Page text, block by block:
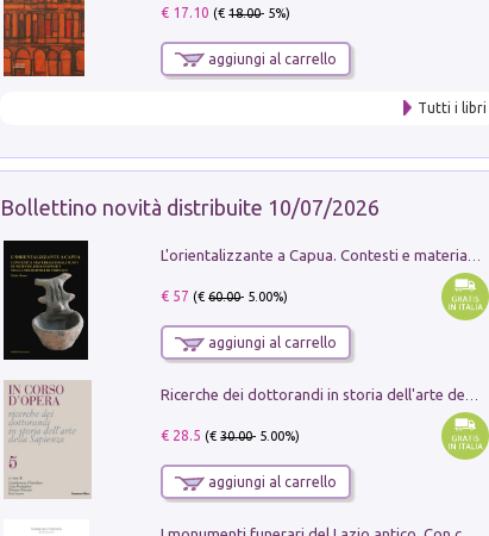
€ 17.10 (€18.00- 5%)
aggiungi al carrello
Tutti i libri
Bollettino novità distribuite 10/07/2026
€ 57 (€60.00- 5.00%)
aggiungi al carrello
€ 28.5 (€30.00- 5.00%)
aggiungi al carrello